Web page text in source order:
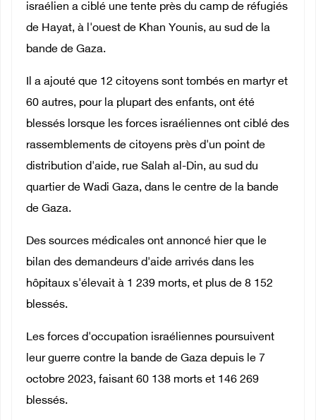
israélien a ciblé une tente près du camp de réfugiés
de Hayat, à l'ouest de Khan Younis, au sud de la
bande de Gaza.
Il a ajouté que 12 citoyens sont tombés en martyr et
60 autres, pour la plupart des enfants, ont été
blessés lorsque les forces israéliennes ont ciblé des
rassemblements de citoyens près d'un point de
distribution d'aide, rue Salah al-Din, au sud du
quartier de Wadi Gaza, dans le centre de la bande
de Gaza.
Des sources médicales ont annoncé hier que le
bilan des demandeurs d'aide arrivés dans les
hôpitaux s'élevait à 1 239 morts, et plus de 8 152
blessés.
Les forces d'occupation israéliennes poursuivent
leur guerre contre la bande de Gaza depuis le 7
octobre 2023, faisant 60 138 morts et 146 269
blessés.